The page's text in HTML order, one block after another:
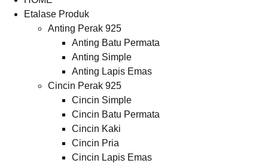
Etalase Produk
Anting Perak 925
Anting Batu Permata
Anting Simple
Anting Lapis Emas
Cincin Perak 925
Cincin Simple
Cincin Batu Permata
Cincin Kaki
Cincin Pria
Cincin Lapis Emas